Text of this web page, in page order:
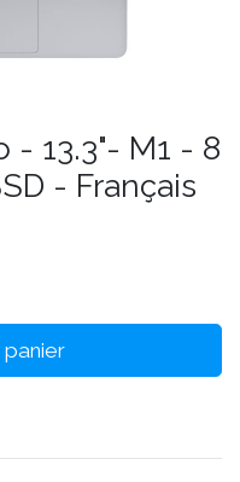
- 13.3"- M1 - 8
- Français